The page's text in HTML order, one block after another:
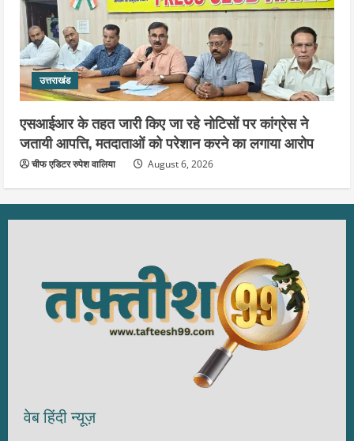
उत्तराखंड
एसआईआर के तहत जारी किए जा रहे नोटिसों पर कांग्रेस ने
जतायी आपत्ति, मतदाताओं को परेशान करने का लगाया आरोप
चीफ एडिटर रुपेश वालिया August 6, 2026
वेब हिंदी न्यूज़